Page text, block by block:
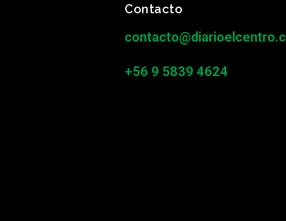
Contacto
contacto@diarioelcentro.cl
+56 9 5839 4624